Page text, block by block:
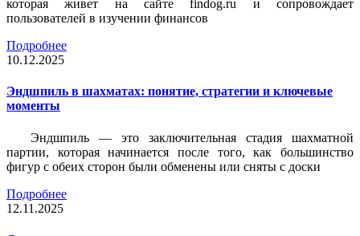
которая живет на сайте findog.ru и сопровождает
пользователей в изучении финансов
Подробнее
10.12.2025
Эндшпиль в шахматах: понятие, стратегии и ключевые
моменты
Эндшпиль — это заключительная стадия шахматной
партии, которая начинается после того, как большинство
фигур с обеих сторон были обменены или сняты с доски
Подробнее
12.11.2025